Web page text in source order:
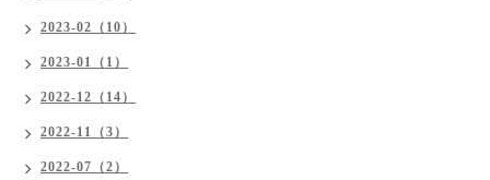
2023-02（10）
2023-01（1）
2022-12（14）
2022-11（3）
2022-07（2）